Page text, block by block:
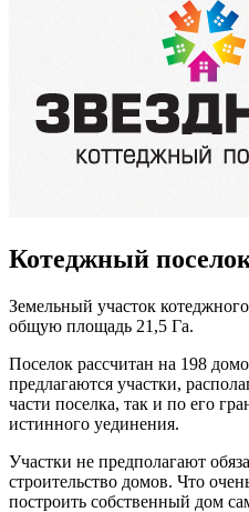
Котеджный
Земельный участок
общую площадь 21,5 Га.
Поселок рассчитан на 198
предлагаются участки,
части поселка, так и по его
истинного уединения.
Участки не предполагают
строительство домов. Что
построить собственный дом